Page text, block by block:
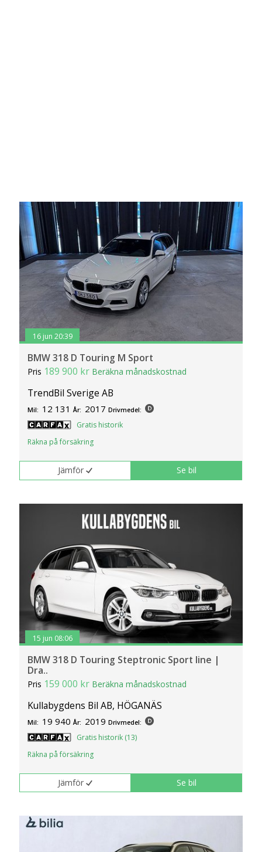
16 jun 20:39
BMW 318 D Touring M Sport
Pris 189 900 kr Beräkna månadskostnad
TrendBil Sverige AB
Mil: 12 131 År: 2017 Drivmedel:
Gratis historik
Räkna på försäkring
Jämför Se bil
15 jun 08:06
BMW 318 D Touring Steptronic Sport line |
Dra..
Pris 159 000 kr Beräkna månadskostnad
Kullabygdens Bil AB, HÖGANÄS
Mil: 19 940 År: 2019 Drivmedel:
Gratis historik (13)
Räkna på försäkring
Jämför Se bil